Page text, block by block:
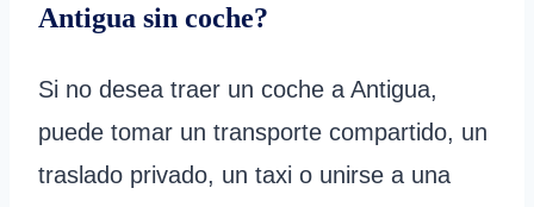
Antigua sin coche?
Si no desea traer un coche a Antigua,
puede tomar un transporte compartido, un
traslado privado, un taxi o unirse a una